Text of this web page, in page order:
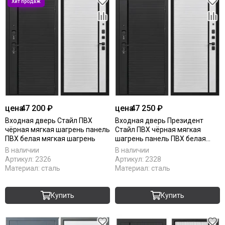
цена47 200 ₽
Входная дверь Стайл ПВХ
чёрная мягкая шагрень панель
ПВХ белая мягкая шагрень
В наличии
Артикул: 2326
Материал: сталь
Купить
цена47 250 ₽
Входная дверь Президент
Стайл ПВХ чёрная мягкая
шагрень панель ПВХ белая
мягкая шагрень
В наличии
Артикул: 2328
Материал: сталь
Купить